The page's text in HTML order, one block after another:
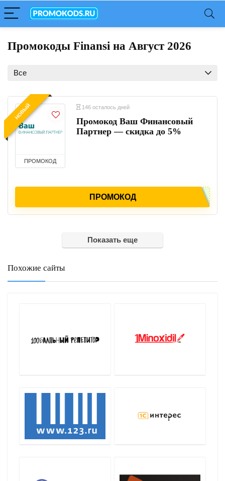
Промокоды Finansi на Август 2026
Все
НОВЫЙ
ПРОМОКОД
146 осталось дней
Промокод Ваш Финансовый
Партнер — скидка до 5%
ПРОМОКОД
Показать еще
Похожие сайты